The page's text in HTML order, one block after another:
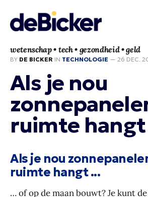
wetenschap • tech • gezondheid • geld
BY DE BICKER IN TECHNOLOGIE — 26 DEC.
Als je nou
ruimte
Als je nou
ruimte hangt ...
… of op de maan bouwt? Je kunt